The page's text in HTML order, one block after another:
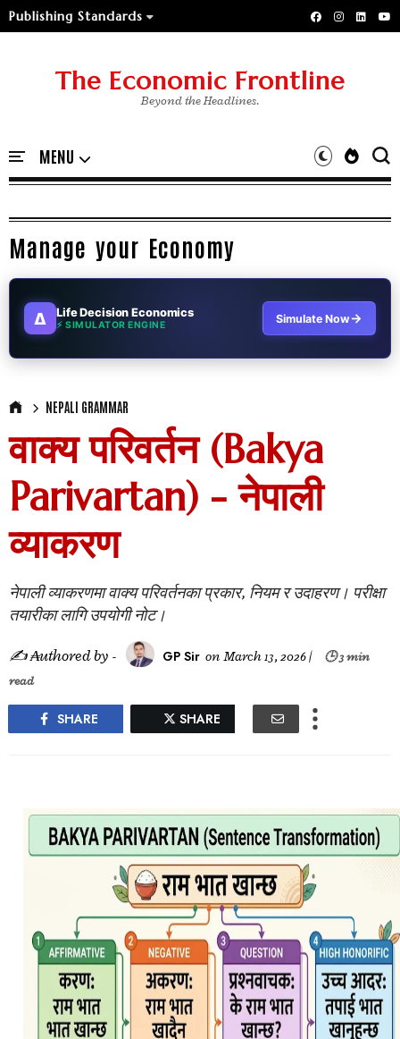
Publishing Standards
The Economic Frontline
Beyond the Headlines.
Manage your Economy
∆ Life Decision Economics
⚡ SIMULATOR ENGINE Simulate Now→
NEPALI GRAMMAR
वाक्य परिवर्तन (Bakya
Parivartan) - नेपाली
व्याकरण
नेपाली व्याकरणमा वाक्य परिवर्तनका प्रकार, नियम र उदाहरण। परीक्षा
तयारीका लागि उपयोगी नोट।
✍ ₳uthored by - GP Sir on March 13, 2026|
🕒 3 min
read
SHARE SHARE